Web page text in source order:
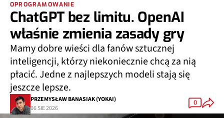
OPROGRAMOWANIE
ChatGPT bez limitu. OpenAI
właśnie zmienia zasady gry
Mamy dobre wieści dla fanów sztucznej
inteligencji, którzy niekoniecznie chcą za nią
płacić. Jedne z najlepszych modeli stają się
jeszcze lepsze.
PRZEMYSŁAW BANASIAK (YOKAI)
06 SIE 2026
0